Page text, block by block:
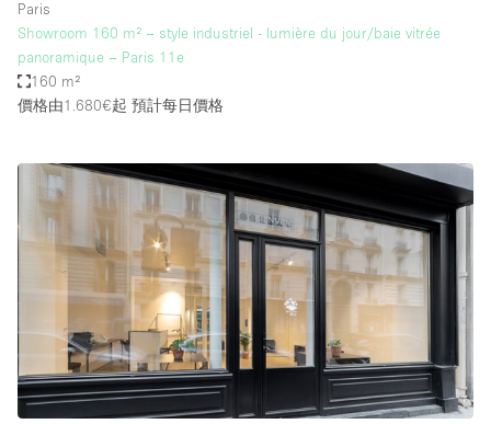
Paris
Showroom 160 m² – style industriel - lumière du jour/baie vitrée
panoramique – Paris 11e
160 m²
價格由1.680€起 預計每日價格